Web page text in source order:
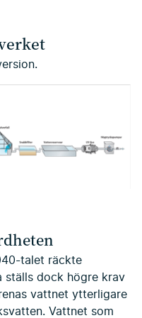
talet räckte
ställs dock högre krav
vattnet ytterligare
Vattnet som